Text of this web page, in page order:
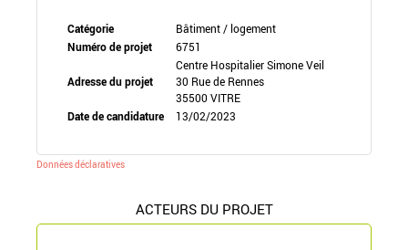
Catégorie
Bâtiment / logement
Numéro de projet
6751
Adresse du projet
Centre Hospitalier Simone Veil
30 Rue de Rennes
35500 VITRE
Date de candidature
13/02/2023
Données déclaratives
ACTEURS DU PROJET